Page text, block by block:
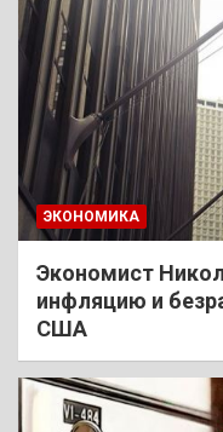
ЭКОНОМИКА
Экономист
инфляцию и
США